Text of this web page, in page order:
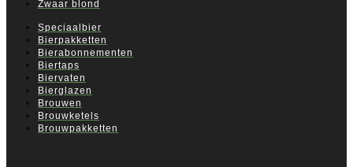
Zwaar blond
Speciaalbier
Bierpakketten
Bierabonnementen
Biertaps
Biervaten
Bierglazen
Brouwen
Brouwketels
Brouwpakketten